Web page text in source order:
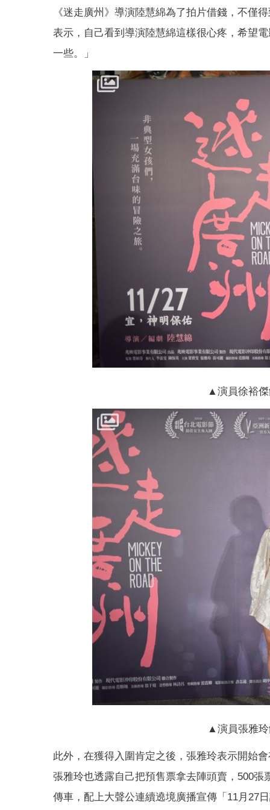
《迷走廣州》導演陸慧綿為了拍片借錢，不僅
表示，自己看到導演陸慧綿這樣很心疼，希望
一些。」
▲演員徐裕
▲演員張雅玲
此外，在獲得入圍肯定之後，張雅玲表示開始
張雅玲也透露自己把預售票拿去陣頭賣，500
傳車，配上大聲公連續遶境廣播宣傳「11月27